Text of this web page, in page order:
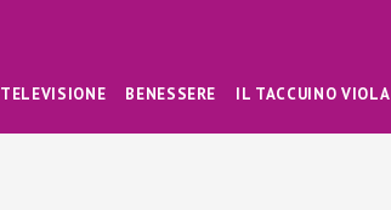
TELEVISIONE BENESSERE IL TACCUINO VIOLA